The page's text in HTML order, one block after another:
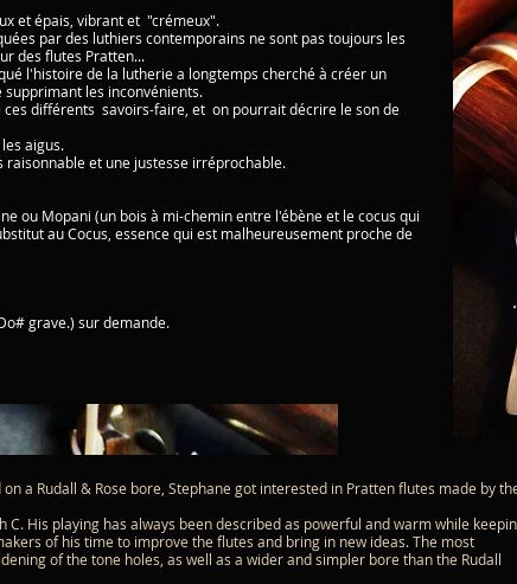
et épais, vibrant et "crémeux".
par des luthiers contemporains ne sont pas toujours les
des flutes Pratten...
l'histoire de la lutherie a longtemps cherché à créer un
les inconvénients.
différents savoirs-faire, et on pourrait décrire le son de
aigus.
et une justesse irréprochable.
ou Mopani (un bois à mi-chemin entre l'ébène et le cocus qui
au Cocus, essence qui est malheureusement proche de
grave.) sur demande.
a Rudall & Rose bore, Stephane got interested in Pratten flutes made by
His playing has always been described as powerful and warm while
of his time to improve the flutes and bring in new ideas. The most
of the tone holes, as well as a wider and simpler bore than the Rudall